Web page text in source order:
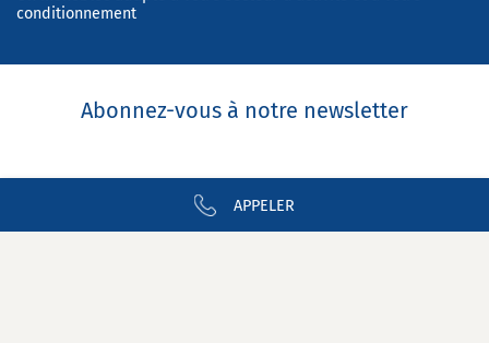
APPELER
conditionnement
Abonnez-vous à notre newsletter